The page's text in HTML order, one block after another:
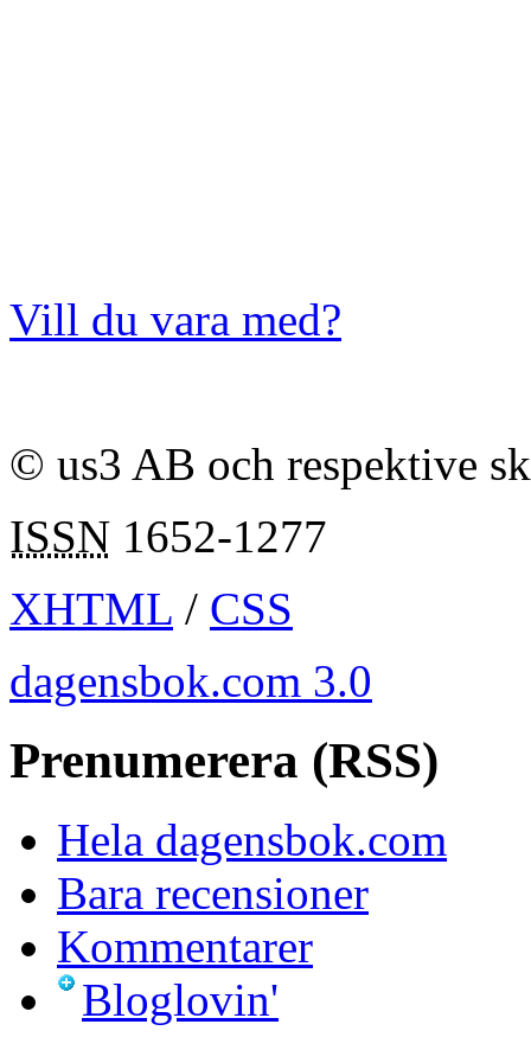
Vill du vara med?
© us3 AB och respektive
ISSN 1652-1277
XHTML / CSS
dagensbok.com 3.0
Prenumerera (RSS)
Hela dagensbok.com
Bara recensioner
Kommentarer
Bloglovin'